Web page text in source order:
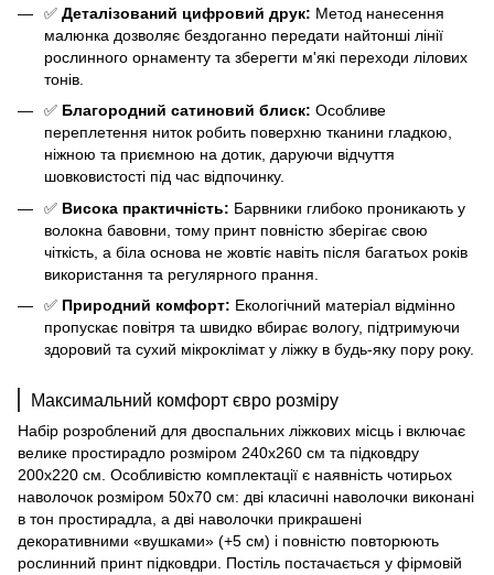
✅ Деталізований цифровий друк: Метод нанесення
малюнка дозволяє бездоганно передати найтонші лінії
рослинного орнаменту та зберегти м'які переходи лілових
тонів.
✅ Благородний сатиновий блиск: Особливе
переплетення ниток робить поверхню тканини гладкою,
ніжною та приємною на дотик, даруючи відчуття
шовковистості під час відпочинку.
✅ Висока практичність: Барвники глибоко проникають у
волокна бавовни, тому принт повністю зберігає свою
чіткість, а біла основа не жовтіє навіть після багатьох років
використання та регулярного прання.
✅ Природний комфорт: Екологічний матеріал відмінно
пропускає повітря та швидко вбирає вологу, підтримуючи
здоровий та сухий мікроклімат у ліжку в будь-яку пору року.
Максимальний комфорт євро розміру
Набір розроблений для двоспальних ліжкових місць і включає
велике простирадло розміром 240х260 см та підковдру
200х220 см. Особливістю комплектації є наявність чотирьох
наволочок розміром 50х70 см: дві класичні наволочки виконані
в тон простирадла, а дві наволочки прикрашені
декоративними «вушками» (+5 см) і повністю повторюють
рослинний принт підковдри. Постіль постачається у фірмовій